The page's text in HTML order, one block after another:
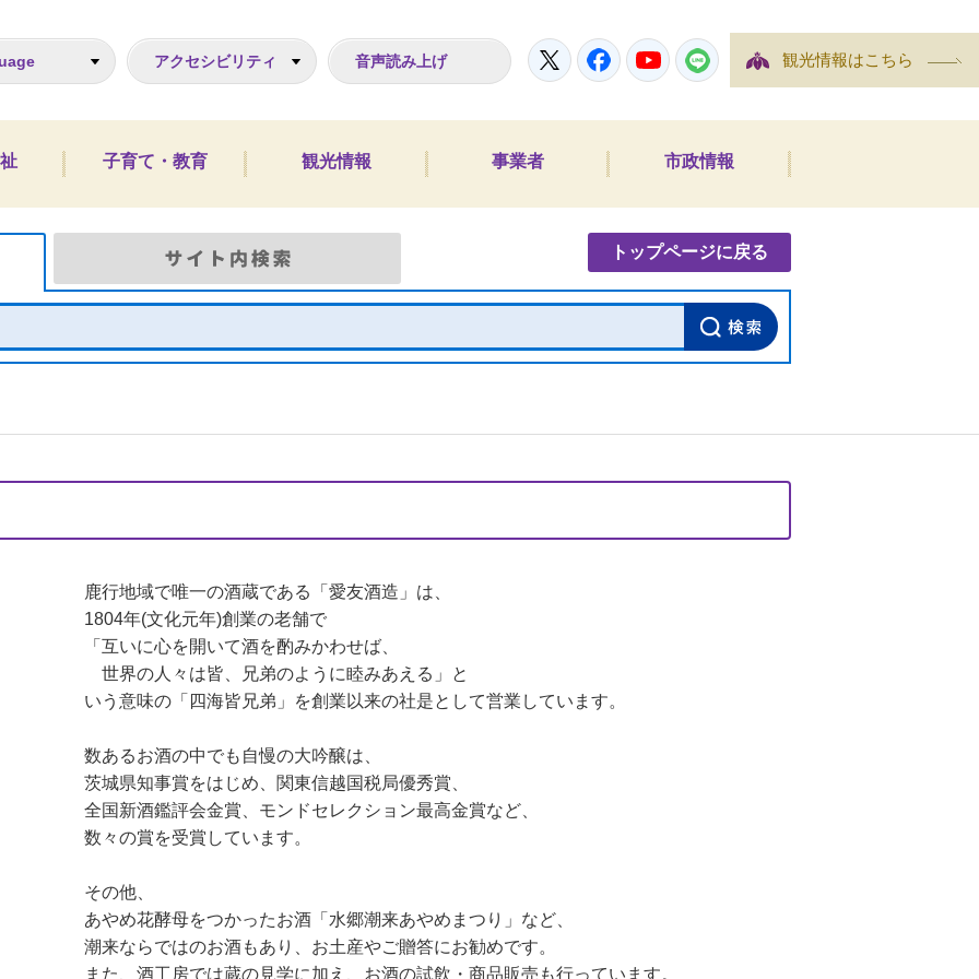
アクセシビリティ 音声読み上げ TwitterFacebookYouTubeLINE 観光情報はこちら
子育て・教育 観光情報 事業者 市政情報
Google検索 トップページに戻る
鹿行地域で唯一の酒蔵である「愛友酒造」は、
1804年(文化元年)創業の老舗で
「互いに心を開いて酒を酌みかわせば、
世界の人々は皆、兄弟のように睦みあえる」と
いう意味の「四海皆兄弟」を創業以来の社是として営業しています。
数あるお酒の中でも自慢の大吟醸は、
茨城県知事賞をはじめ、関東信越国税局優秀賞、
全国新酒鑑評会金賞、モンドセレクション最高金賞など、
数々の賞を受賞しています。
その他、
あやめ花酵母をつかったお酒「水郷潮来あやめまつり」など、
潮来ならではのお酒もあり、お土産やご贈答にお勧めです。
また、酒工房では蔵の見学に加え、お酒の試飲・商品販売も行っています。